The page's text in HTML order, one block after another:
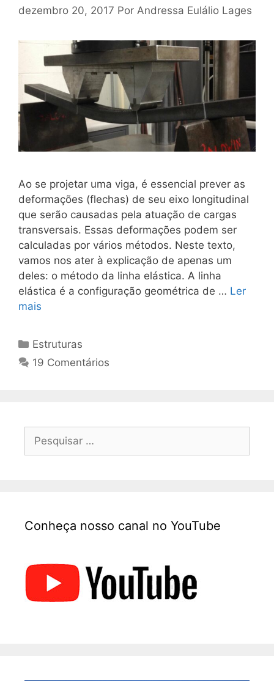
dezembro 20, 2017 Por Andressa Eulálio Lages
Ao se projetar uma viga, é essencial prever as
deformações (flechas) de seu eixo longitudinal
que serão causadas pela atuação de cargas
transversais. Essas deformações podem ser
calculadas por vários métodos. Neste texto,
vamos nos ater à explicação de apenas um
deles: o método da linha elástica. A linha
elástica é a configuração geométrica de … Ler
mais
Estruturas
19 Comentários
Conheça nosso canal no YouTube